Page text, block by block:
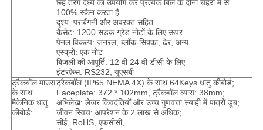
छह तरंग दैर्ध्य का उपयोग कर प्रत्येक बिल के दोनों चेहरों में से
100% स्कैन करता है
दृश्य, पराबैंगनी और अवरक्त सहित
कैसेट: 1200 सड़क ग्रेड नोटों के लिए ऊपर
पेनल विकल्प: जनरल, ब्लॉक-सिक्का, ढेर, अन्य
एस्क्रो: एक नोट
बिजली की आपूर्ति: 12 वी 24 वी डीसी के लिए
इंटरफ़ेस: RS232, यूएसबी
ट्रैकबॉल माउस
के साथ
मैकेनिक धातु
कीबोर्ड:
ट्रैकबॉल (IP65 NEMA 4X) के साथ 64Keys धातु कीबोर्ड;
Faceplate: 372 * 102mm, ट्रैकबॉल व्यास: 38mm;
अभिलेख: लेजर किंवदंतियों और उच्च गुणवत्ता स्याही में पात्रों डूब;
जीवन स्विच: आपरेशन के 2 लाख से अधिक;
सीई, RoHS, एफसीसी,